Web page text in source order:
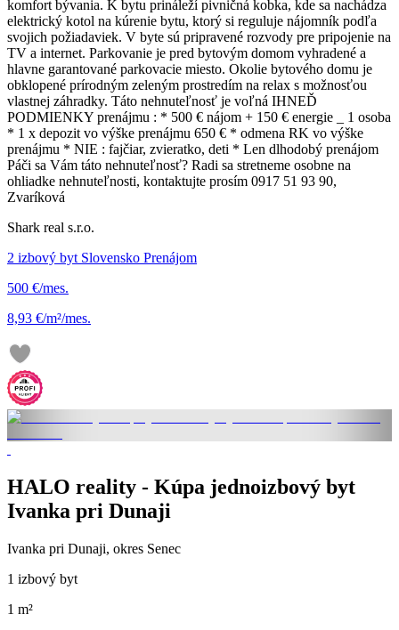
komfort bývania. K bytu prináleží pivničná kobka, kde sa nachádza
elektrický kotol na kúrenie bytu, ktorý si reguluje nájomník podľa
svojich požiadaviek. V byte sú pripravené rozvody pre pripojenie na
TV a internet. Parkovanie je pred bytovým domom vyhradené a
hlavne garantované parkovacie miesto. Okolie bytového domu je
obklopené prírodným zeleným prostredím na relax s možnosťou
vlastnej záhradky. Táto nehnuteľnosť je voľná IHNEĎ
PODMIENKY prenájmu : * 500 € nájom + 150 € energie _ 1 osoba
* 1 x depozit vo výške prenájmu 650 € * odmena RK vo výške
prenájmu * NIE : fajčiar, zvieratko, deti * Len dlhodobý prenájom
Páči sa Vám táto nehnuteľnosť? Radi sa stretneme osobne na
ohliadke nehnuteľnosti, kontaktujte prosím 0917 51 93 90,
Zvaríková
Shark real s.r.o.
2 izbový byt Slovensko Prenájom
500 €/mes.
8,93 €/m²/mes.
HALO reality - Kúpa jednoizbový byt
Ivanka pri Dunaji
Ivanka pri Dunaji, okres Senec
1 izbový byt
1 m²